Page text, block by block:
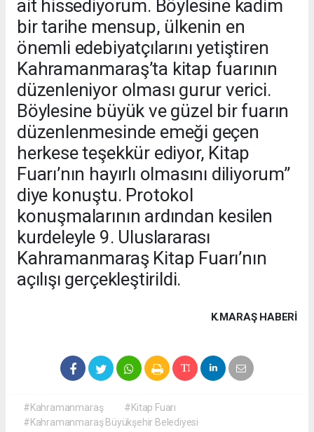
ait hissediyorum. Böylesine kadim
bir tarihe mensup, ülkenin en
önemli edebiyatçılarını yetiştiren
Kahramanmaraş’ta kitap fuarının
düzenleniyor olması gurur verici.
Böylesine büyük ve güzel bir fuarın
düzenlenmesinde emeği geçen
herkese teşekkür ediyor, Kitap
Fuarı’nın hayırlı olmasını diliyorum”
diye konuştu. Protokol
konuşmalarının ardından kesilen
kurdeleyle 9. Uluslararası
Kahramanmaraş Kitap Fuarı’nın
açılışı gerçekleştirildi.
K.MARAŞ HABERİ
#Kahramanmaraş
#Kitap Fuarı
#Kahramanmaraş Büyükşehir Belediyesi